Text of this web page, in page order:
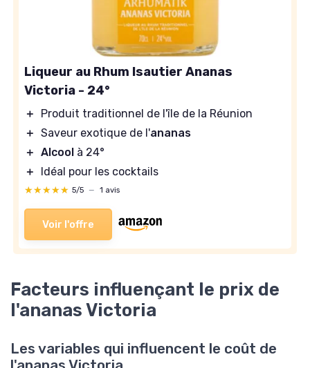
Liqueur au Rhum Isautier Ananas
Victoria - 24°
＋
Produit traditionnel de l'île de la Réunion
＋ Saveur exotique de l'ananas
＋ Alcool à 24°
＋
Idéal pour les cocktails
★★★★★
★★★★★ 5/5 — 1 avis
Voir l'offre
Facteurs influençant le prix de
l'ananas Victoria
Les variables qui influencent le coût de